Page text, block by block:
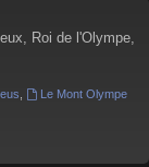
Roi de l'Olympe,
Le Mont Olympe